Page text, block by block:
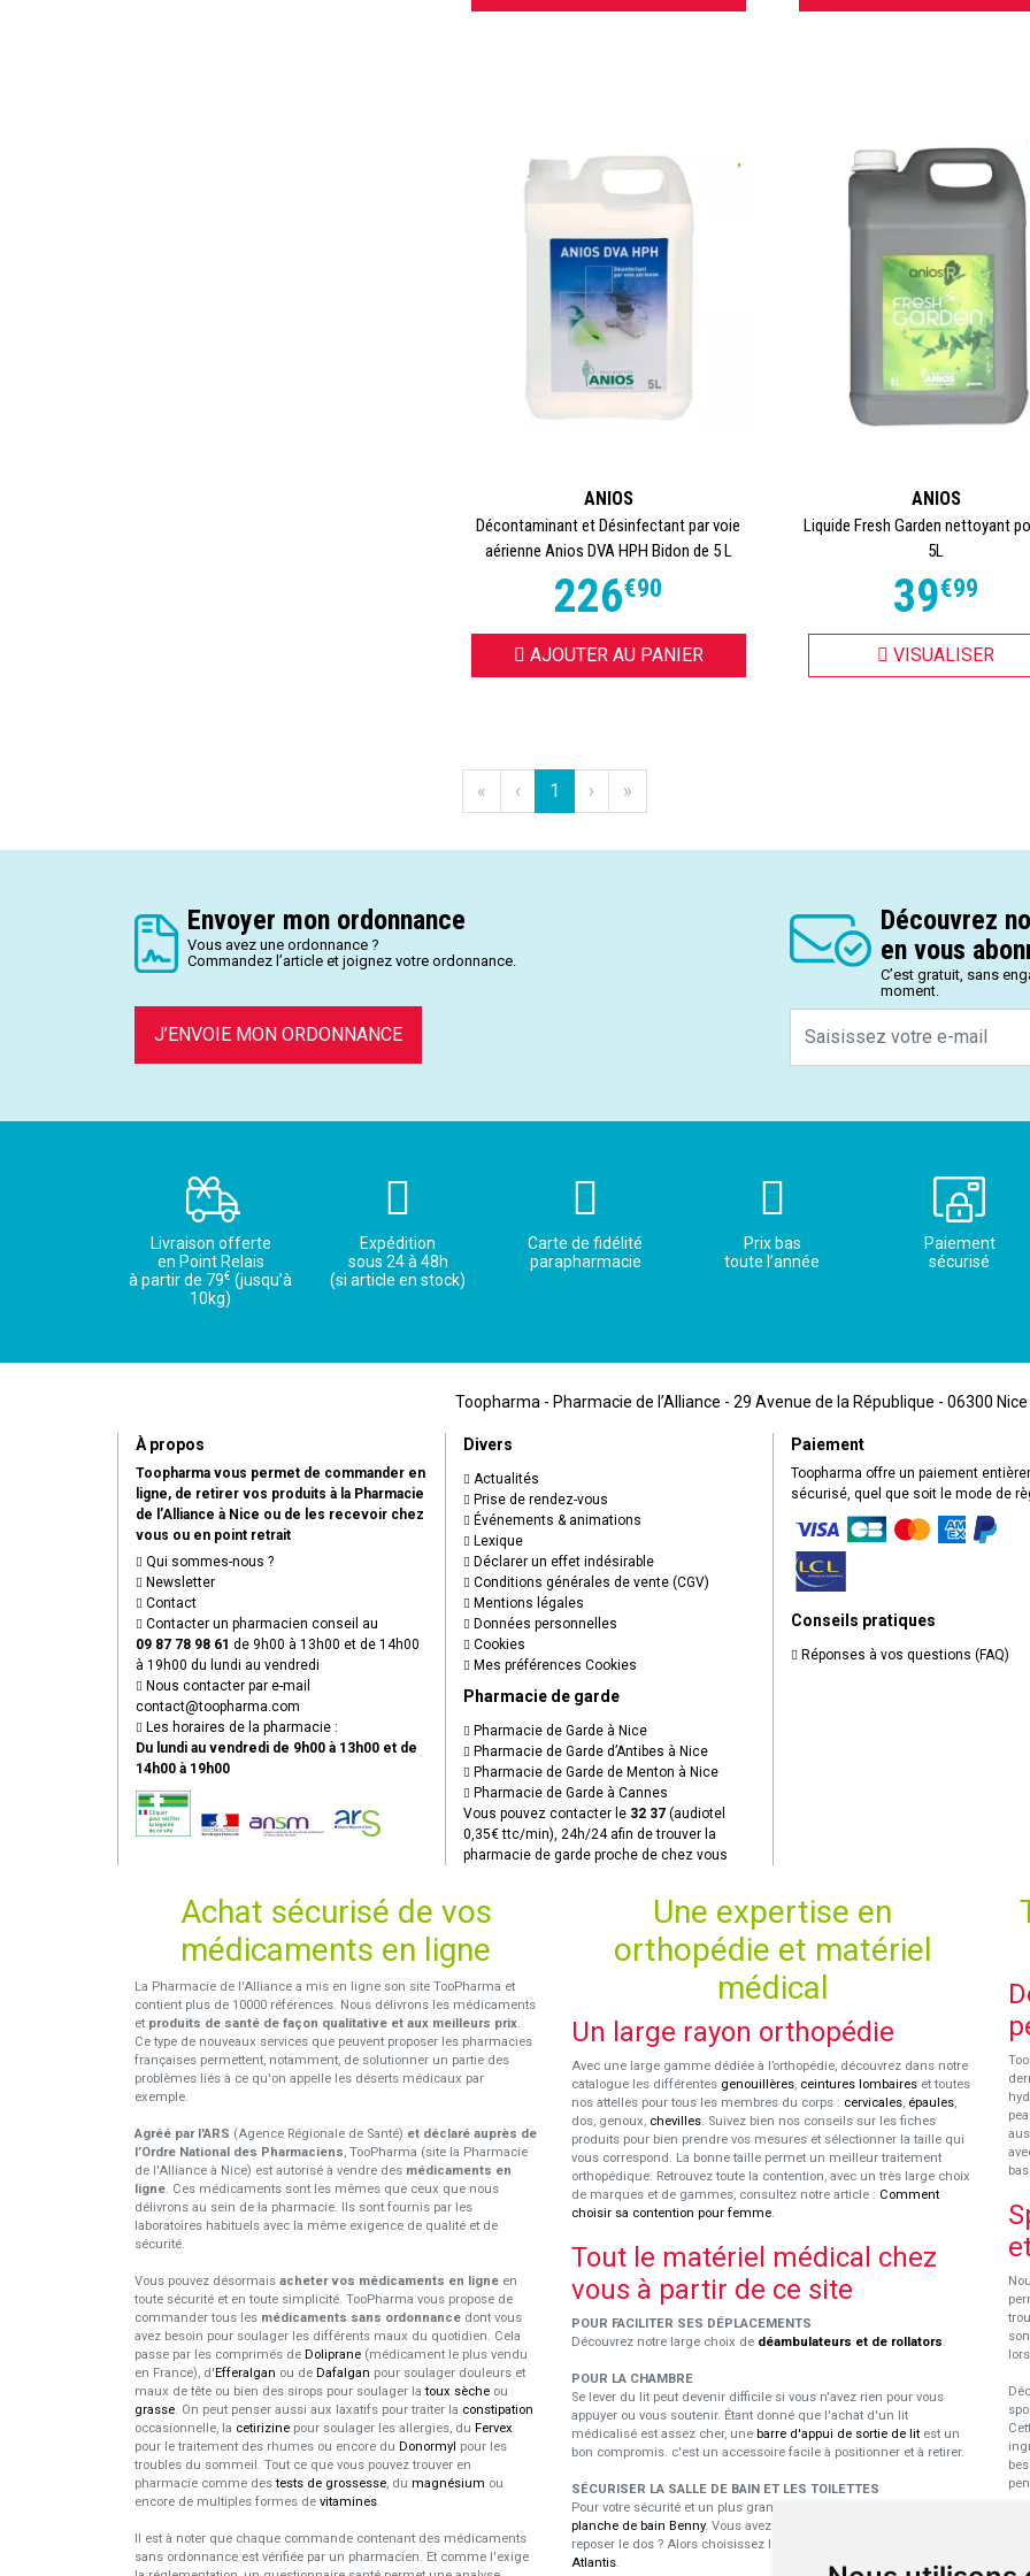
gamme Anios sur TOOPHARMA
ANIOS
Décontaminant et Désinfectant par voie
aérienne Anios DVA HPH Bidon de 5 L
226€90
AJOUTER AU PANIER
ANIOS
Liquide Fresh Garden nettoyant
5L
39€99
VISUALISER
« ‹ 1 › »
Envoyer mon ordonnance
Vous avez une ordonnance ?
Commandez l’article et joignez votre ordonnance.
J’ENVOIE MON ORDONNANCE
Découvrez
en vous
C’est gratuit, sans
moment.
Livraison offerte
en Point Relais
à partir de 79€ (jusqu’à
10kg)
Expédition
sous 24 à 48h
(si article en stock)
Carte de fidélité
parapharmacie
Prix bas
toute l’année
Paiement
sécurisé
Toopharma - Pharmacie de l’Alliance - 29 Avenue de la République - 06300
À propos
Toopharma vous permet de commander en
ligne, de retirer vos produits à la Pharmacie
de l’Alliance à Nice ou de les recevoir chez
vous ou en point retrait
Qui sommes-nous ?
Newsletter
Contact
Contacter un pharmacien conseil au
09 87 78 98 61 de 9h00 à 13h00 et de 14h00
à 19h00 du lundi au vendredi
Nous contacter par e-mail
contact@toopharma.com
Les horaires de la pharmacie :
Du lundi au vendredi de 9h00 à 13h00 et de
14h00 à 19h00
Divers
Actualités
Prise de rendez-vous
Événements & animations
Lexique
Déclarer un effet indésirable
Conditions générales de vente (CGV)
Mentions légales
Données personnelles
Cookies
Mes préférences Cookies
Pharmacie de garde
Pharmacie de Garde à Nice
Pharmacie de Garde d’Antibes à Nice
Pharmacie de Garde de Menton à Nice
Pharmacie de Garde à Cannes
Vous pouvez contacter le 32 37 (audiotel
0,35€ ttc/min), 24h/24 afin de trouver la
pharmacie de garde proche de chez vous
Paiement
Toopharma offre un paiement
sécurisé, quel que soit le mode de
Conseils pratiques
Réponses à vos questions (FAQ)
Achat sécurisé de vos
médicaments en ligne
La Pharmacie de l'Alliance a mis en ligne son site TooPharma et
contient plus de 10000 références. Nous délivrons les médicaments
et produits de santé de façon qualitative et aux meilleurs prix.
Ce type de nouveaux services que peuvent proposer les pharmacies
françaises permettent, notamment, de solutionner un partie des
problèmes liés à ce qu'on appelle les déserts médicaux par
exemple.
Agréé par l'ARS (Agence Régionale de Santé) et déclaré auprès de
l’Ordre National des Pharmaciens, TooPharma (site la Pharmacie
de l'Alliance à Nice) est autorisé à vendre des médicaments en
ligne. Ces médicaments sont les mêmes que ceux que nous
délivrons au sein de la pharmacie. Ils sont fournis par les
laboratoires habituels avec la même exigence de qualité et de
sécurité.
Vous pouvez désormais acheter vos médicaments en ligne en
toute sécurité et en toute simplicité. TooPharma vous propose de
commander tous les médicaments sans ordonnance dont vous
avez besoin pour soulager les différents maux du quotidien. Cela
passe par les comprimés de Doliprane (médicament le plus vendu
en France), d'Efferalgan ou de Dafalgan pour soulager douleurs et
maux de tête ou bien des sirops pour soulager latoux sèche ou
grasse. On peut penser aussi aux laxatifs pour traiter la constipation
occasionnelle, la cetirizine pour soulager les allergies, du Fervex
pour le traitement des rhumes ou encore du Donormyl pour les
troubles du sommeil. Tout ce que vous pouvez trouver en
pharmacie comme destests de grossesse, du magnésium ou
encore de multiples formes de vitamines.
Il est à noter que chaque commande contenant des médicaments
sans ordonnance est vérifiée par un pharmacien. Et comme l'exige
Une expertise en
orthopédie et matériel
médical
Un large rayon orthopédie
Avec une large gamme dédiée à l’orthopédie, découvrez dans notre
catalogue les différentes genouillères, ceintures lombaires et toutes
nos attelles pour tous les membres du corps : cervicales, épaules,
dos, genoux, chevilles. Suivez bien nos conseils sur les fiches
produits pour bien prendre vos mesures et sélectionner la taille qui
vous correspond. La bonne taille permet un meilleur traitement
orthopédique. Retrouvez toute la contention, avec un très large choix
de marques et de gammes, consultez notre article : Comment
choisir sa contention pour femme.
Tout le matériel médical chez
vous à partir de ce site
POUR FACILITER SES DÉPLACEMENTS
Découvrez notre large choix de déambulateurs et de rollators.
POUR LA CHAMBRE
Se lever du lit peut devenir difficile si vous n'avez rien pour vous
appuyer ou vous soutenir. Étant donné que l'achat d'un lit
médicalisé est assez cher, une barre d'appui de sortie de lit est un
bon compromis. c'est un accessoire facile à positionner et à retirer.
SÉCURISER LA SALLE DE BAIN ET LES TOILETTES
Pour votre sécurité et un plus grand confort durant le bain, utilisez la
planche de bain Benny. Vous avez besoin d'un dossier pour vous
reposer le dos ? Alors choisissez le
Atlantis.